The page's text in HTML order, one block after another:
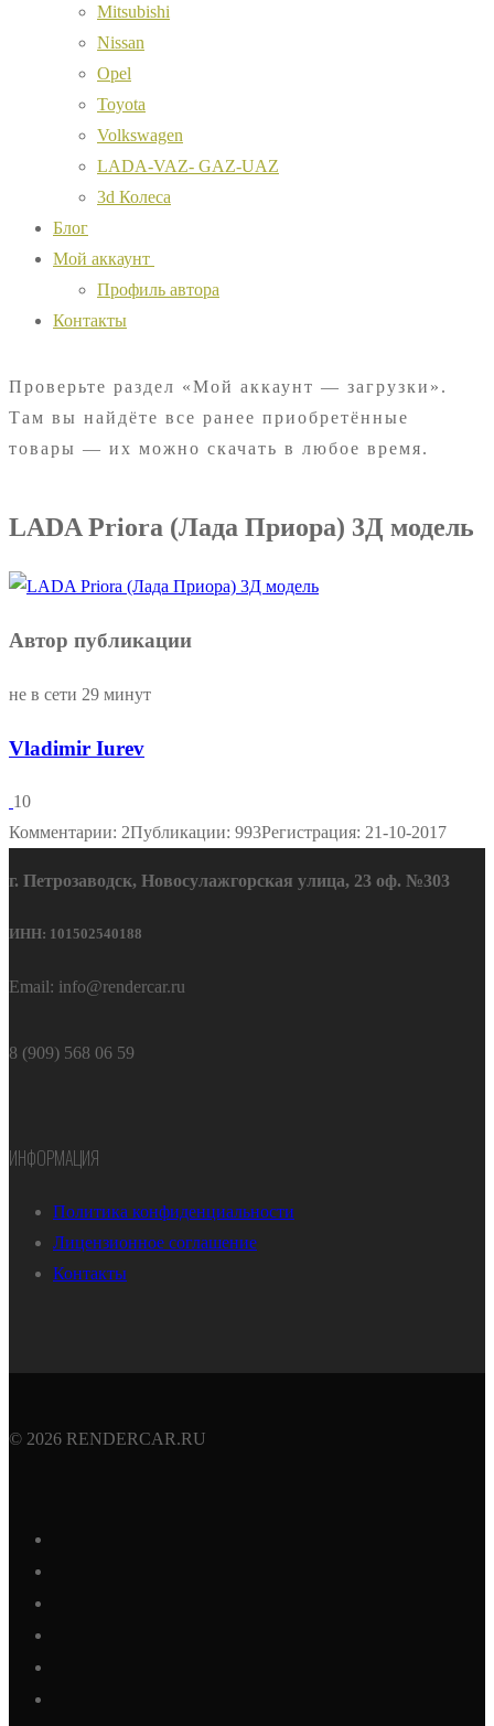
Mitsubishi
Nissan
Opel
Toyota
Volkswagen
LADA-VAZ- GAZ-UAZ
3d Колеса
Блог
Мой аккаунт
Профиль автора
Контакты
Проверьте раздел «Мой аккаунт — загрузки».
Там вы найдёте все ранее приобретённые
товары — их можно скачать в любое время.
LADA Priora (Лада Приора) 3Д модель
Автор публикации
не в сети 29 минут
Vladimir Iurev
10
Комментарии: 2Публикации: 993Регистрация: 21-10-2017
г. Петрозаводск, Новосулажгорская улица, 23 оф. №303
ИНН: 101502540188
Email: info@rendercar.ru
8 (909) 568 06 59
ИНФОРМАЦИЯ
Политика конфиденциальности
Лицензионное соглашение
Контакты
© 2026 RENDERCAR.RU